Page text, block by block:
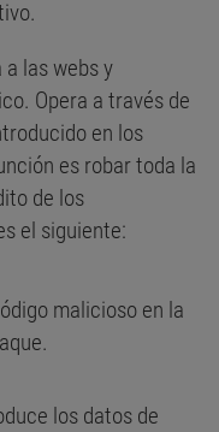
las webs y
Opera a través de
en los
es robar toda la
de los
el siguiente:
malicioso en la
los datos de